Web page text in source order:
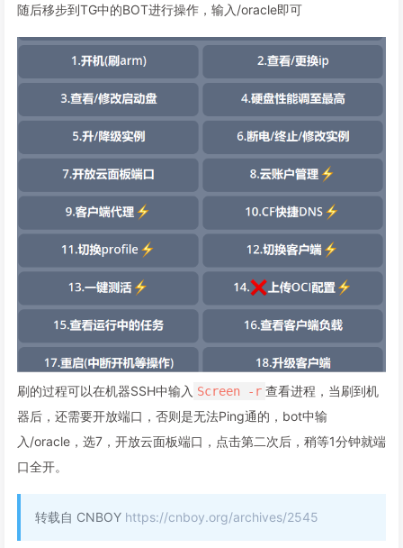
随后移步到TG中的BOT进行操作，输入/oracle即可
刷的过程可以在机器SSH中输入 Screen -r 查看进程，当刷到机
器后，还需要开放端口，否则是无法Ping通的，bot中输
入/oracle，选7，开放云面板端口，点击第二次后，稍等1分钟就端
口全开。
转载自 CNBOY https://cnboy.org/archives/2545